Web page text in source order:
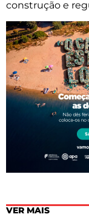
construção e
VER MAIS